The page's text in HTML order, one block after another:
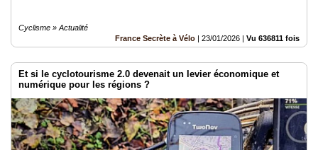
Cyclisme » Actualité
France Secrète à Vélo | 23/01/2026 | Vu 636811 fois
Et si le cyclotourisme 2.0 devenait un levier économique et
numérique pour les régions ?